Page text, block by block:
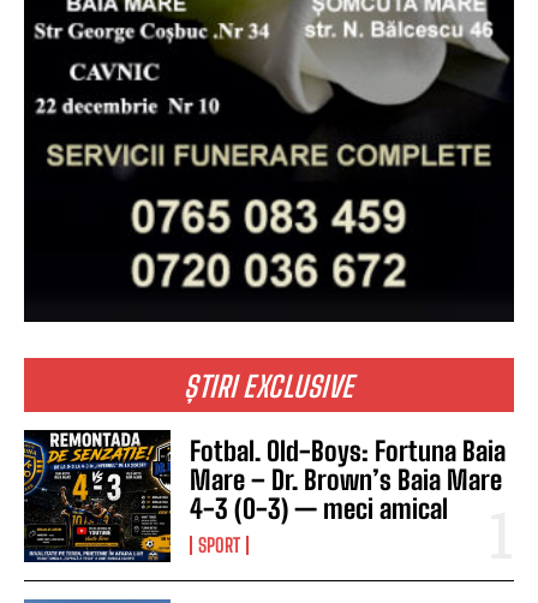
ȘTIRI EXCLUSIVE
Fotbal. Old-Boys: Fortuna Baia
Mare – Dr. Brown’s Baia Mare
4-3 (0-3) — meci amical
SPORT